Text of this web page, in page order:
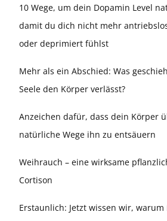
10 Wege, um dein Dopamin Level
damit du dich nicht mehr
oder deprimiert fühlst
Mehr als ein Abschied: Was
Seele den Körper verlässt?
Anzeichen dafür, dass dein Körper
natürliche Wege ihn zu entsäuern
Weihrauch – eine wirksame
Cortison
Erstaunlich: Jetzt wissen wir,